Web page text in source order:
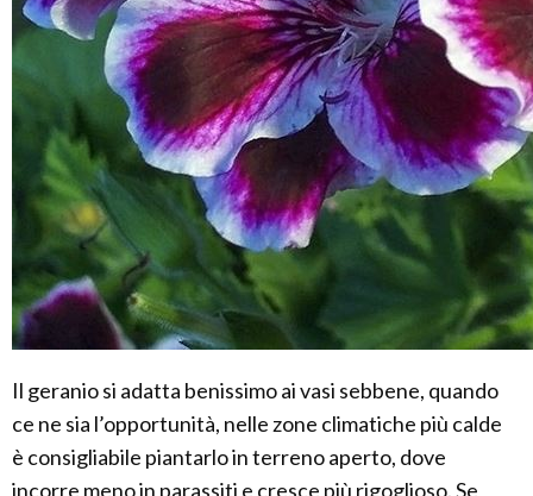
Il geranio si adatta benissimo ai vasi sebbene, quando
ce ne sia l’opportunità, nelle zone climatiche più calde
è consigliabile piantarlo in terreno aperto, dove
incorre meno in parassiti e cresce più rigoglioso. Se